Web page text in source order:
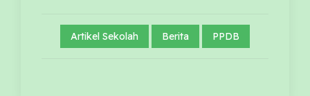
Artikel Sekolah Berita PPDB